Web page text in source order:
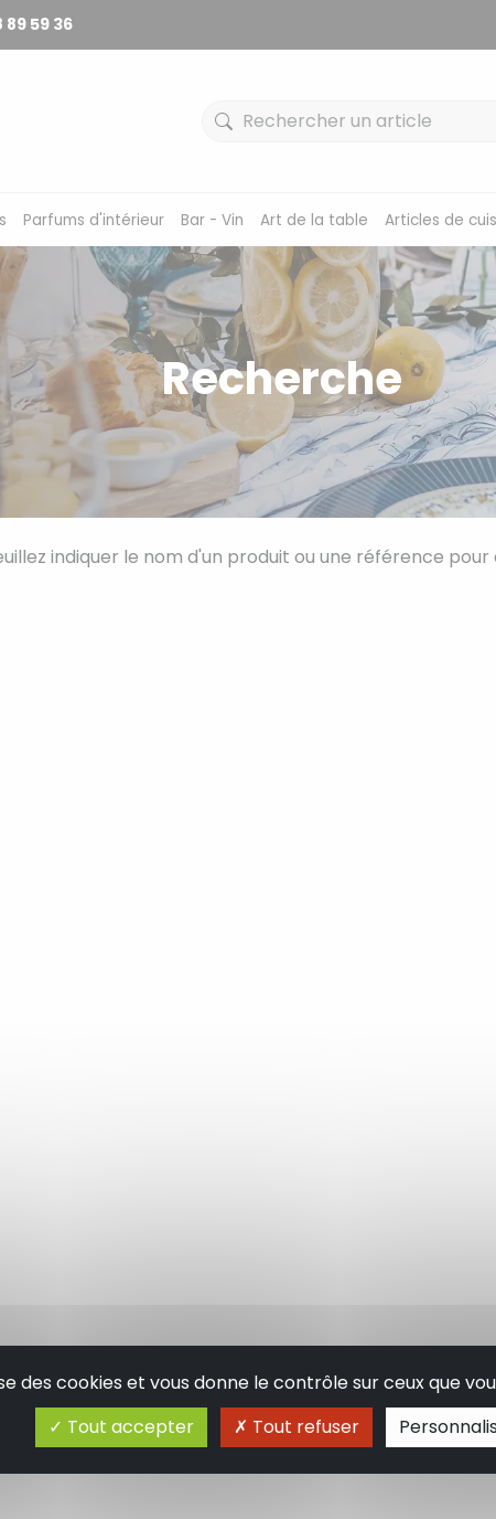
89 59 36
Parfums d'intérieur Bar - Vin Art de la table Articles de
Recherche
indiquer le nom d'un produit ou une référence
des cookies et vous donne le contrôle sur ceux que
Tout accepter
Tout refuser